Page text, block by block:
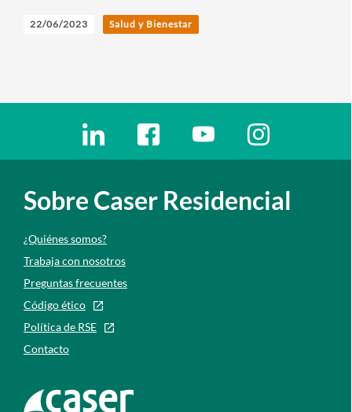
22/06/2023 Salud y Bienestar
Ir a a la red social. Abre ventana nueva
Ir a a la red social. Abre ventana
Ir a a la red social. Abre
Ir a a la red
Sobre Caser Residencial
¿Quiénes somos?
Trabaja con nosotros
Preguntas frecuentes
Código ético
Política de RSE
Contacto
Ir a la web de caser